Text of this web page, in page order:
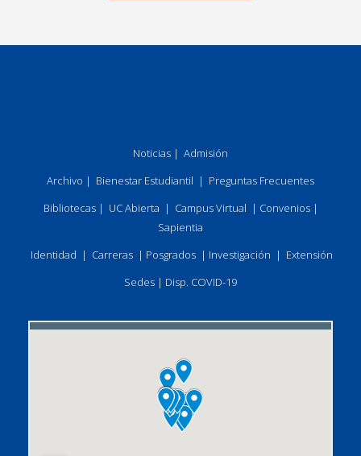
Noticias | Admisión
Archivo | Bienestar Estudiantil | Preguntas Frecuentes
Bibliotecas| UC Abierta | Campus Virtual | Convenios|
Sapientia
Identidad | Carreras | Posgrados | Investigación | Extensión
Sedes | Disp. COVID-19